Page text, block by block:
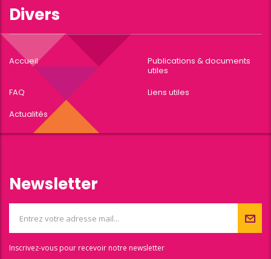
Divers
Accueil
Publications & documents
utiles
FAQ
Liens utiles
Actualités
Newsletter
Inscrivez-vous pour recevoir notre newsletter